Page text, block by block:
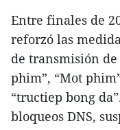
Entre finales de
reforzó las
de transmisión de
phim”, “Mot
“tructiep bong
bloqueos DNS,